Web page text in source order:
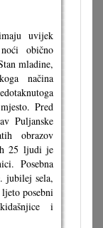
uvijek
obično
mladine,
načina
Pred
Puljanske
obrazov
25 ljudi je
Posebna
jubilej sela,
posebni
i